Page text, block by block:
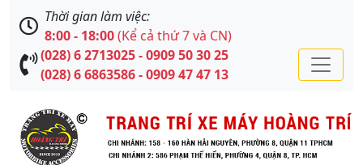
Thời gian làm việc:
8:00 - 18:00(Kể cả thứ 7 và CN)
(028) 6 2713025 - 0909 50 30 25
(028) 6 6863586 - 0909 47 47 13